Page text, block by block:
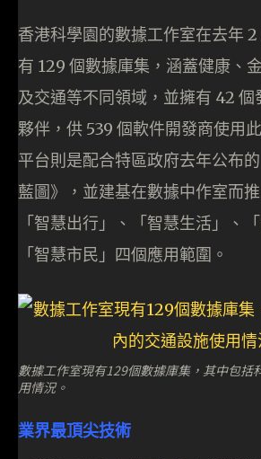
香港科學園的數據工作室在去年
有 129 個數據庫集，涵蓋健康、
及交通等不同領域，並擁有 42 個
夥伴，供 539 個軟件開發商使用
平台則是配合特區政府去年公布
藍圖》，並建基在數據中作室而
「智慧出行」、「智慧生活」、
「智慧市民」四個應用範圍。
數據工作室現有129個數據庫集，其中包括
用情況。
業界最頂尖技術